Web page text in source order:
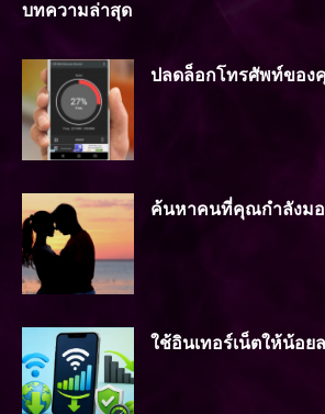
บทความล่าสุด
ปลดล็อกโทรศัพท์ของ
ค้นหาคนที่คุณกำลังม
ใช้อินเทอร์เน็ตให้น้อย